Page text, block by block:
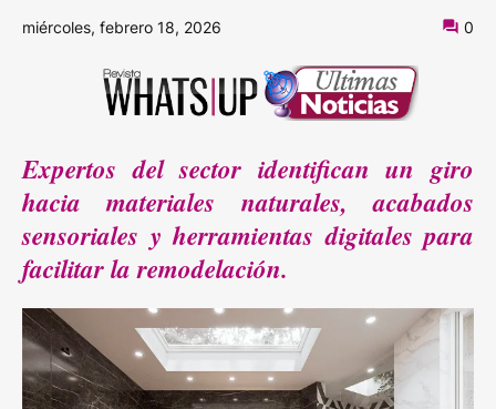
miércoles, febrero 18, 2026 0
Expertos del sector identifican un giro
hacia materiales naturales, acabados
sensoriales y herramientas digitales para
facilitar la remodelación.